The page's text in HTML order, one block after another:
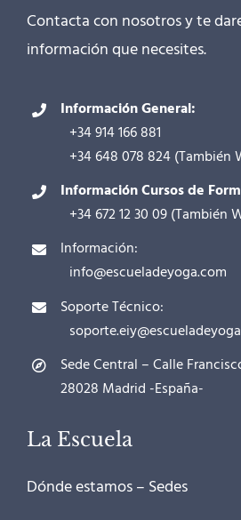
Contacta con nosotros y te
información que necesites.
Información General:
+34 914 166 881
+34 648 078 824(También
Información Cursos de
+34 672 12 30 09(También
Información:
info@escueladeyoga.com
Soporte Técnico:
Sede Central – Calle
28028 Madrid -España-
La Escuela
Dónde estamos – Sedes